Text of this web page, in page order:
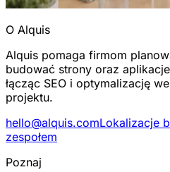
O Alquis
Alquis pomaga firmom
budować strony oraz
łącząc SEO i optymalizację
projektu.
hello@alquis.comLokalizacje
zespołem
Poznaj